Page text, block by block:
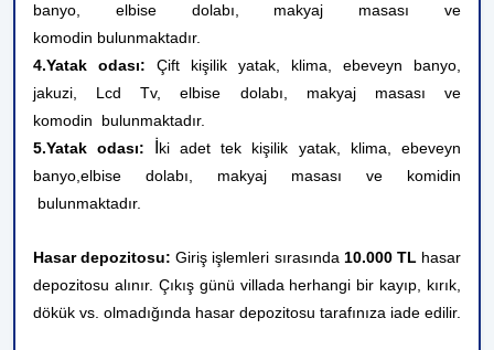
banyo, elbise dolabı, makyaj masası ve
komodin bulunmaktadır.
4.Yatak odası: Çift kişilik
yatak, klima, ebeveyn banyo,
jakuzi, Lcd Tv, elbise dolabı, makyaj masası ve
komodin
bulunmaktadır.
5.Yatak odası:
İki adet tek
kişilik yatak, klima, ebeveyn
banyo,elbise dolabı, makyaj masası ve komidin
bulunmaktadır.
Hasar depozitosu: Giriş işlemleri sırasında 10.000 TL hasar
depozitosu alınır. Çıkış günü villada herhangi bir kayıp, kırık,
dökük vs. olmadığında hasar depozitosu tarafınıza iade edilir.